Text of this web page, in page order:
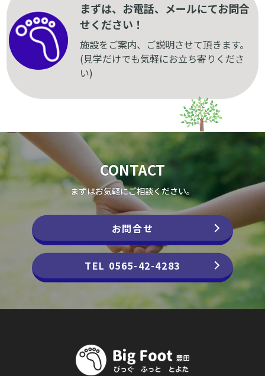
まずは、お電話、メールにてお問合
せください！
施設をご案内、ご説明させて頂きます。
(見学だけでも気軽にお立ち寄りくださ
い)
CONTACT
まずはお気軽にご相談ください。
お問合せ
TEL 0565-42-4283